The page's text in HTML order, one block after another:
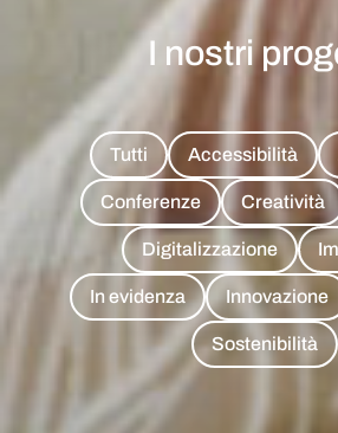
I nostri
Tutti Accessibilità
Conferenze
Creatività
Digitalizzazione
In evidenza
Innovazione
Sostenibilità